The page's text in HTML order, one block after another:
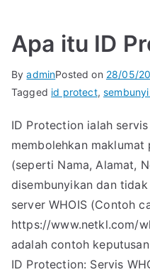
Apa itu ID
ByadminPosted on 28/05/
Tagged id protect,
ID Protection ialah
membolehkan
(seperti Nama, Alamat,
disembunyikan dan
server WHOIS (Contoh
https://www.netkl.com/
adalah contoh
ID Protection: Servis